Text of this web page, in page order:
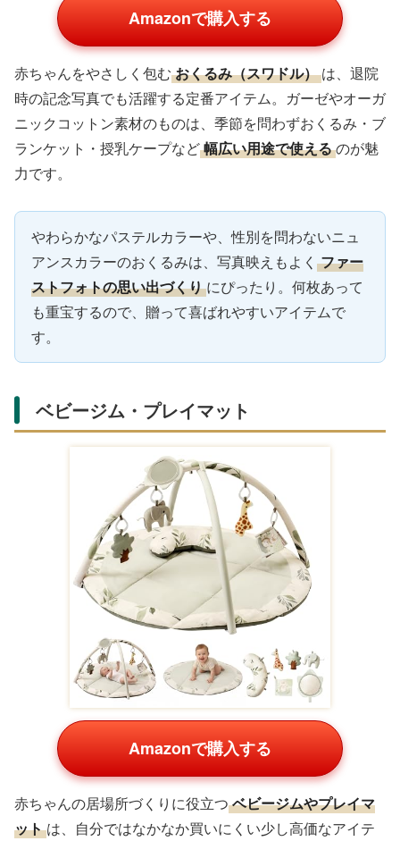
Amazonで購入する
赤ちゃんをやさしく包む おくるみ（スワドル） は、退院
時の記念写真でも活躍する定番アイテム。ガーゼやオーガ
ニックコットン素材のものは、季節を問わずおくるみ・ブ
ランケット・授乳ケープなど幅広い用途で使えるのが魅
力です。
やわらかなパステルカラーや、性別を問わないニュ
アンスカラーのおくるみは、写真映えもよく ファー
ストフォトの思い出づくり にぴったり。何枚あって
も重宝するので、贈って喜ばれやすいアイテムで
す。
ベビージム・プレイマット
Amazonで購入する
赤ちゃんの居場所づくりに役立つ ベビージムやプレイマ
ット は、自分ではなかなか買いにくい少し高価なアイテ